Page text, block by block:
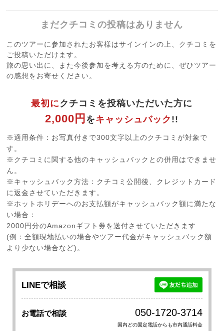
まだクチコミの投稿はありません
このツアーに参加されたお客様はサインインの上、クチコミを
ご投稿いただけます。
旅の思い出に、また今後参加を考える方のために、ぜひツアー
の感想をお寄せください。
最初にクチコミを投稿いただいた方に
2,000円 をキャッシュバック !!
※適用条件：お写真付きで300文字以上のクチコミが対象で
す。
※クチコミに関する他のキャッシュバックとの併用はできませ
ん。
※キャッシュバック方法：クチコミ公開後、クレジットカード
に返金させていただきます。
※ホットホリデーへのお支払額がキャッシュバック額に満たな
い場合：
2000円分のAmazonギフト券を送付させていただきます
(例：全額現地払いの場合やツアー代金がキャッシュバック額
より少ない場合など)。
LINEで相談
お電話で相談 050-1720-3714
国内どの固定電話からも市内通話料金